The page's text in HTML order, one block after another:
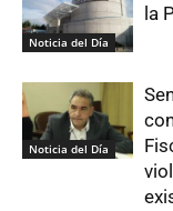
Noticia del Día
la
Noticia del Día